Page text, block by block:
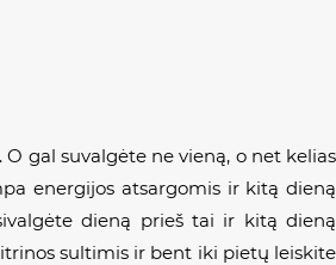
gal suvalgėte ne vieną, o net kelias
energijos atsargomis ir kitą dieną
dieną prieš tai ir kitą dieną
sultimis ir bent iki pietų leiskite